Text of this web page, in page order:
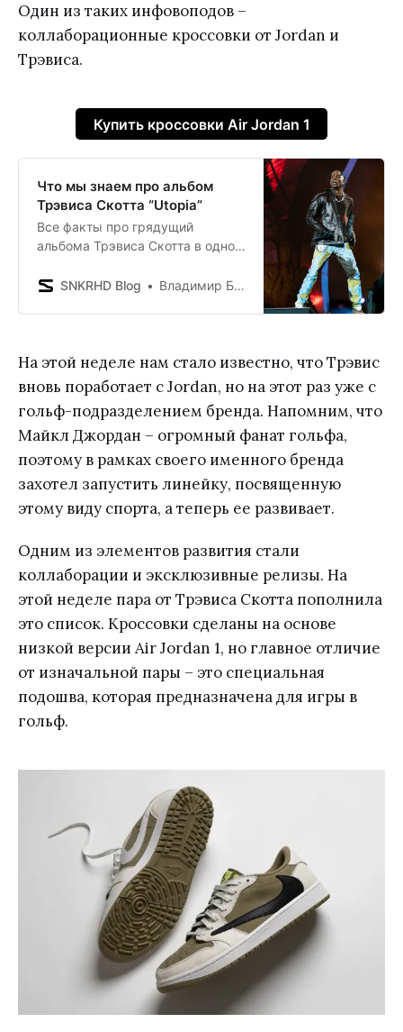
Один из таких инфовоподов –
коллаборационные кроссовки от Jordan и
Трэвиса.
Купить кроссовки Air Jordan 1
Что мы знаем про альбом
Трэвиса Скотта “Utopia”
Все факты про грядущий
альбома Трэвиса Скотта в одном
SNKRHD Blog
Владимир Борисенков
На этой неделе нам стало известно, что Трэвис
вновь поработает с Jordan, но на этот раз уже с
гольф-подразделением бренда. Напомним, что
Майкл Джордан – огромный фанат гольфа,
поэтому в рамках своего именного бренда
захотел запустить линейку, посвященную
этому виду спорта, а теперь ее развивает.
Одним из элементов развития стали
коллаборации и эксклюзивные релизы. На
этой неделе пара от Трэвиса Скотта пополнила
это список. Кроссовки сделаны на основе
низкой версии Air Jordan 1, но главное отличие
от изначальной пары – это специальная
подошва, которая предназначена для игры в
гольф.